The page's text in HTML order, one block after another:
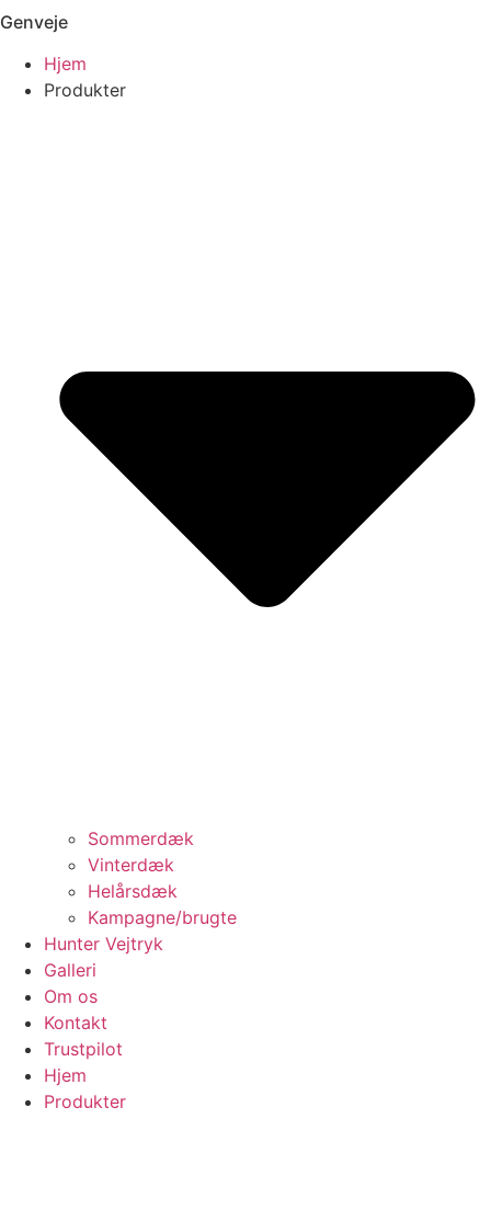
Genveje
Hjem
Produkter
Sommerdæk
Vinterdæk
Helårsdæk
Kampagne/brugte
Hunter Vejtryk
Galleri
Om os
Kontakt
Trustpilot
Hjem
Produkter